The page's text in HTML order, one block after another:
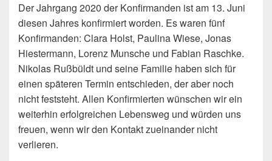
Der Jahrgang 2020 der Konfirmanden ist am 13. Juni
diesen Jahres konfirmiert worden. Es waren fünf
Konfirmanden: Clara Holst, Paulina Wiese, Jonas
Hiestermann, Lorenz Munsche und Fabian Raschke.
Nikolas Rußbüldt und seine Familie haben sich für
einen späteren Termin entschieden, der aber noch
nicht feststeht. Allen Konfirmierten wünschen wir ein
weiterhin erfolgreichen Lebensweg und würden uns
freuen, wenn wir den Kontakt zueinander nicht
verlieren.